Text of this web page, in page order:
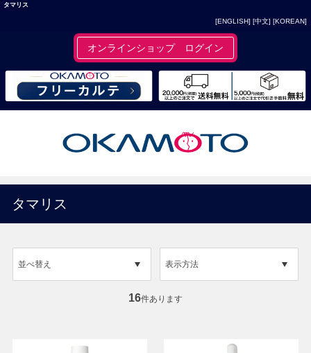
タマリス
[ENGLISH] [中文] [KOREAN]
オンラインショップ ログイン
タマリス
表示方法
並べ替え
16件あります